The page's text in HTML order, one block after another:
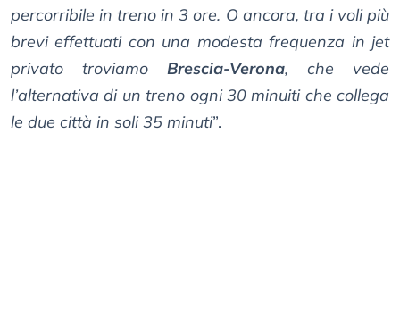
percorribile in treno in 3 ore. O ancora, tra i voli più
brevi effettuati con una modesta frequenza in jet
privato troviamo Brescia-Verona, che vede
l’alternativa di un treno ogni 30 minuiti che collega
le due città in soli 35 minuti”.